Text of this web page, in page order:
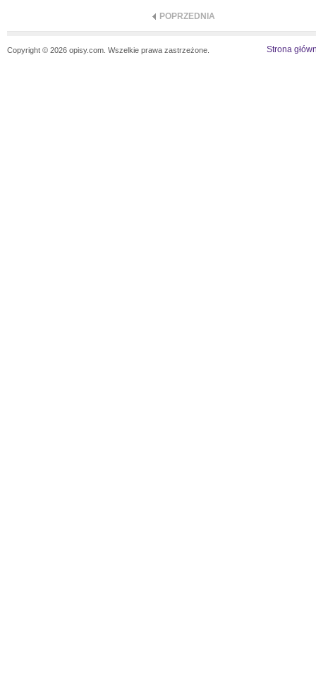
POPRZEDNIA
Copyright © 2026 opisy.com. Wszelkie prawa zastrzeżone. Strona